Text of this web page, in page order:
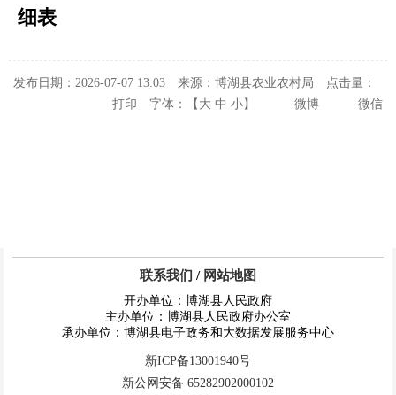
细表
发布日期：2026-07-07 13:03 来源：博湖县农业农村局
点击量：
打印
字体：【 大 中 小】 微博 微信
联系我们 / 网站地图
开办单位：博湖县人民政府
主办单位：博湖县人民政府办公室
承办单位：博湖县电子政务和大数据发展服务中心
新ICP备13001940号
新公网安备 65282902000102